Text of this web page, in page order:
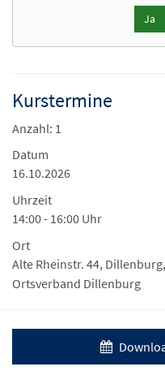
Ja
Kurstermine
Anzahl: 1
Datum
16.10.2026
Uhrzeit
14:00 - 16:00 Uhr
Ort
Alte Rheinstr. 44,
Ortsverband Dillenburg